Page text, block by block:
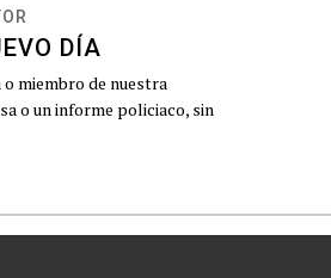
DÍA
miembro de nuestra
o un informe policiaco, sin